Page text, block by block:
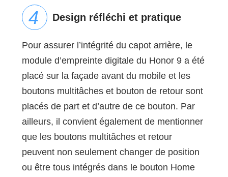
Design réfléchi et pratique
Pour assurer l’intégrité du capot arrière, le
module d’empreinte digitale du Honor 9 a été
placé sur la façade avant du mobile et les
boutons multitâches et bouton de retour sont
placés de part et d’autre de ce bouton. Par
ailleurs, il convient également de mentionner
que les boutons multitâches et retour
peuvent non seulement changer de position
ou être tous intégrés dans le bouton Home